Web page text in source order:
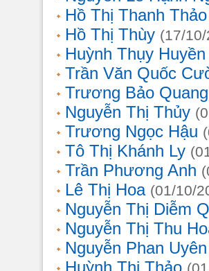
Hồ Thị Thanh Thảo
Hồ Thị Thùy (17/
Huỳnh Thụy
Trần Văn Quốc
Trương Bảo
Nguyễn Thị Thủy
Trương Ngọc Hậu
Tô Thị Khánh Ly
Trần Phương Anh
Lê Thị Hoa (01/10/
Nguyễn Thị Diễm
Nguyễn Thị Thu
Nguyễn Phan
Huỳnh Thị Thảo